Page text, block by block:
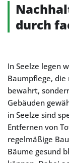
durch
In Seelze legen
Baumpflege,
bewahrt,
Gebäuden
in Seelze sind
Entfernen von
regelmäßige
Bäume gesund